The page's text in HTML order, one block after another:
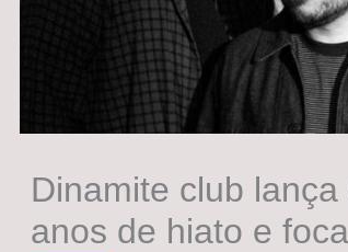
Dinamite club
anos de hiato e